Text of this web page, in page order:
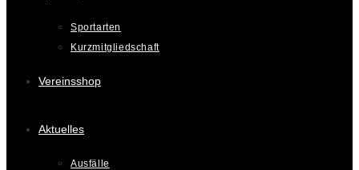
Sportarten
Kurzmitgliedschaft
Vereinsshop
Aktuelles
Ausfälle